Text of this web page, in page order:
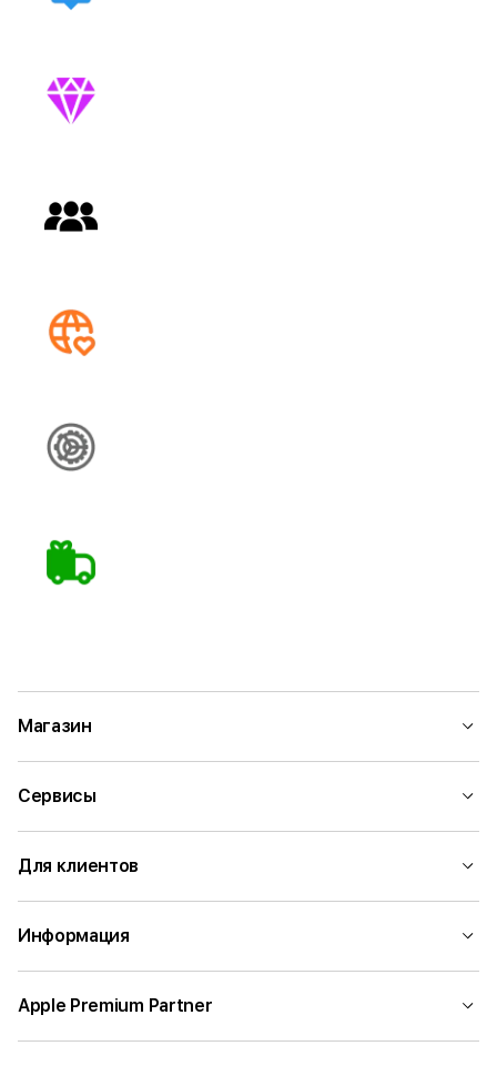
Магазин
Сервисы
Для клиентов
Информация
Apple Premium Partner